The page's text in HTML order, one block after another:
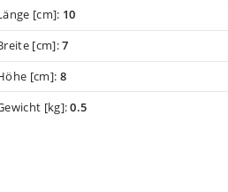
[cm]: 10
[cm]:7
[cm]: 8
[kg]:0.5